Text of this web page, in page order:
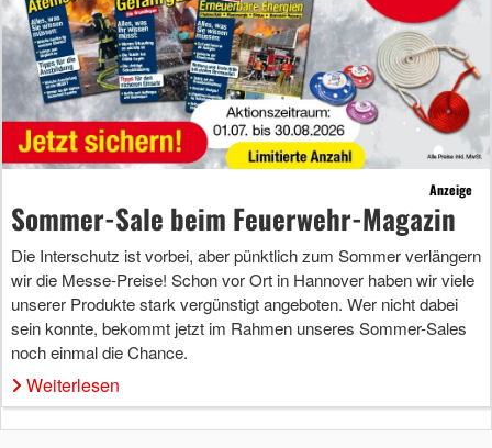
Anzeige
Sommer-Sale beim Feuerwehr-Magazin
Die Interschutz ist vorbei, aber pünktlich zum Sommer verlängern
wir die Messe-Preise! Schon vor Ort in Hannover haben wir viele
unserer Produkte stark vergünstigt angeboten. Wer nicht dabei
sein konnte, bekommt jetzt im Rahmen unseres Sommer-Sales
noch einmal die Chance.
Weiterlesen